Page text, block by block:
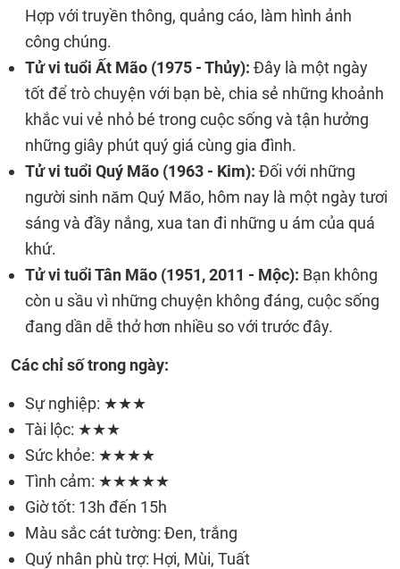
Hợp với truyền thông, quảng cáo, làm hình ảnh
công chúng.
Tử vi tuổi Ất Mão (1975 - Thủy): Đây là một ngày
tốt để trò chuyện với bạn bè, chia sẻ những khoảnh
khắc vui vẻ nhỏ bé trong cuộc sống và tận hưởng
những giây phút quý giá cùng gia đình.
Tử vi tuổi Quý Mão (1963 - Kim): Đối với những
người sinh năm Quý Mão, hôm nay là một ngày tươi
sáng và đầy nắng, xua tan đi những u ám của quá
khứ.
Tử vi tuổi Tân Mão (1951, 2011 - Mộc): Bạn không
còn u sầu vì những chuyện không đáng, cuộc sống
đang dần dễ thở hơn nhiều so với trước đây.
Các chỉ số trong ngày:
Sự nghiệp: ★★★
Tài lộc: ★★★
Sức khỏe: ★★★★
Tình cảm: ★★★★★
Giờ tốt: 13h đến 15h
Màu sắc cát tường: Đen, trắng
Quý nhân phù trợ: Hợi, Mùi, Tuất